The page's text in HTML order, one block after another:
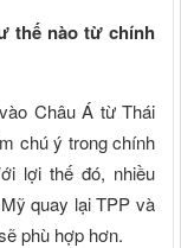
thế nào từ chính
Châu Á từ Thái
chú ý trong chính
lợi thế đó, nhiều
quay lại TPP và
phù hợp hơn.